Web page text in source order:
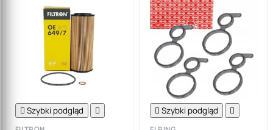
 Szybki podgląd   Szybki podgląd 